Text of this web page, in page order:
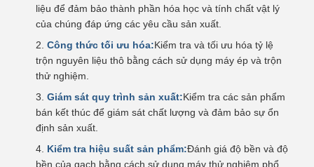
liệu để đảm bảo thành phần hóa học và tính chất vật lý
của chúng đáp ứng các yêu cầu sản xuất.
Công thức tối ưu hóa:Kiểm tra và tối ưu hóa tỷ lệ
trộn nguyên liệu thô bằng cách sử dụng máy ép và trộn
thử nghiệm.
Giám sát quy trình sản xuất:Kiểm tra các sản phẩm
bán kết thúc để giám sát chất lượng và đảm bảo sự ổn
định sản xuất.
Kiểm tra hiệu suất sản phẩm:Đánh giá độ bền và độ
bền của gạch bằng cách sử dụng máy thử nghiệm phổ